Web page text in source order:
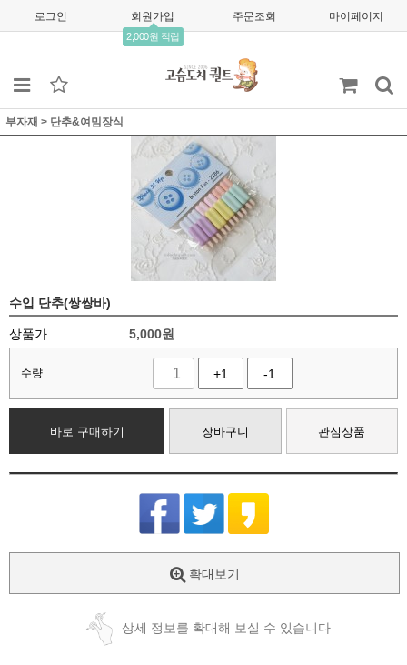
로그인 회원가입
2,000원 적립
주문조회 마이페이지
부자재 > 단추&여밈장식
수입 단추(쌍쌍바)
상품가 5,000원
수량 +1 -1
바로 구매하기 장바구니 관심상품
확대보기
상세 정보를 확대해 보실 수 있습니다